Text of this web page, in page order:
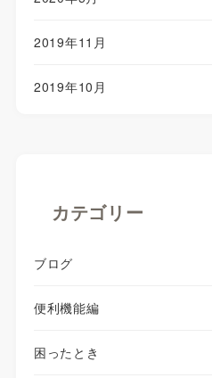
2019年11月
2019年10月
カテゴリー
ブログ
便利機能編
困ったとき